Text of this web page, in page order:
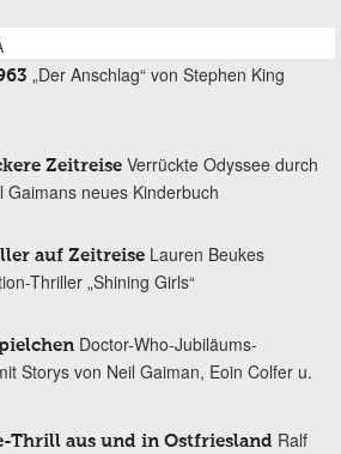
„Der Anschlag“ von Stephen King
Zeitreise Verrückte Odyssee durch
Gaimans neues Kinderbuch
auf Zeitreise Lauren Beukes
Thriller „Shining Girls“
Doctor-Who-Jubiläums-
Storys von Neil Gaiman, Eoin Colfer u.
Thrill aus und in Ostfriesland Ralf